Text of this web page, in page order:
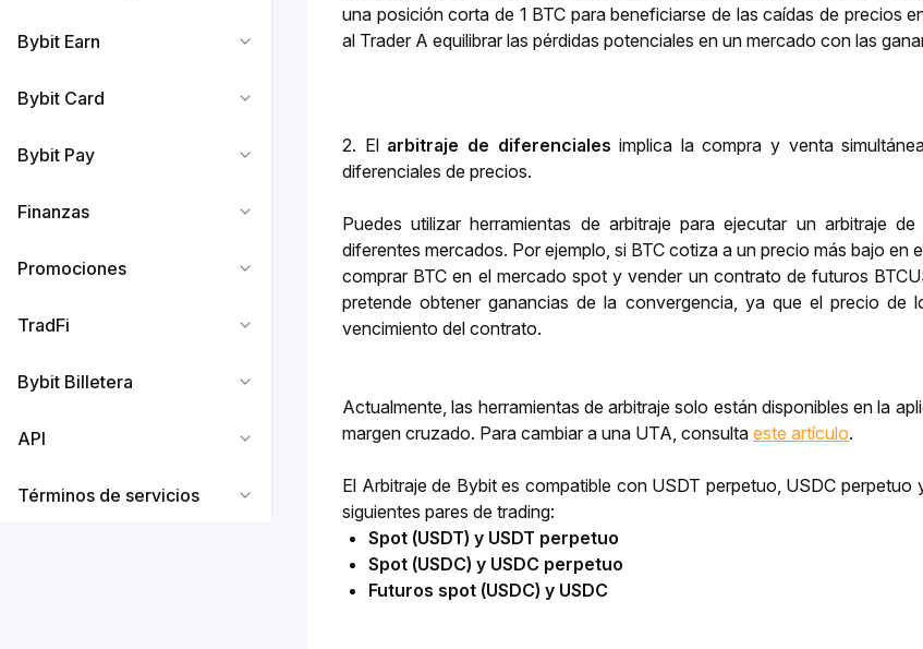
Bybit Earn
Bybit Card
Bybit Pay
Finanzas
Promociones
TradFi
Bybit Billetera
API
Términos de servicios
una posición corta de 1 BTC para beneficiarse de las caídas de precios
al Trader A equilibrar las pérdidas potenciales en un mercado con las
2. El arbitraje de diferenciales implica la compra y venta
diferenciales de precios.
Puedes utilizar herramientas de arbitraje para ejecutar un arbitraje
diferentes mercados. Por ejemplo, si BTC cotiza a un precio más bajo
comprar BTC en el mercado spot y vender un contrato de futuros
pretende obtener ganancias de la convergencia, ya que el precio
vencimiento del contrato.
Actualmente, las herramientas de arbitraje solo están disponibles en la
margen cruzado. Para cambiar a una UTA, consulta este artículo.
El Arbitraje de Bybit es compatible con USDT perpetuo, USDC
siguientes pares de trading:
Spot (USDT) y USDT perpetuo
Spot (USDC) y USDC perpetuo
Futuros spot (USDC) y USDC